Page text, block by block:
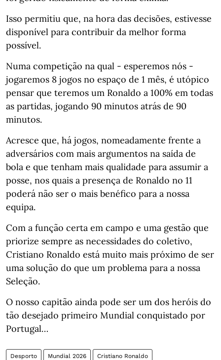
Isso permitiu que, na hora das decisões, estivesse
disponível para contribuir da melhor forma
possível. ⁣⁣⠀
Numa competição na qual - esperemos nós -
jogaremos 8 jogos no espaço de 1 mês, é utópico
pensar que teremos um Ronaldo a 100% em todas
as partidas, jogando 90 minutos atrás de 90
minutos.⁣⁣⠀
Acresce que, há jogos, nomeadamente frente a
adversários com mais argumentos na saída de
bola e que tenham mais qualidade para assumir a
posse, nos quais a presença de Ronaldo no 11
poderá não ser o mais benéfico para a nossa
equipa.⁣⁣⠀
Com a função certa em campo e uma gestão que
priorize sempre as necessidades do coletivo,
Cristiano Ronaldo está muito mais próximo de ser
uma solução do que um problema para a nossa
Seleção.⁣⁣⠀
O nosso capitão ainda pode ser um dos heróis do
tão desejado primeiro Mundial conquistado por
Portugal…
Desporto Mundial 2026 Cristiano Ronaldo